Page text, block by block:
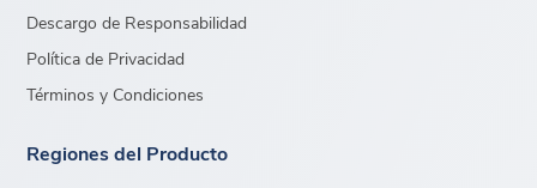
Descargo de Responsabilidad
Política de Privacidad
Términos y Condiciones
Regiones del Producto